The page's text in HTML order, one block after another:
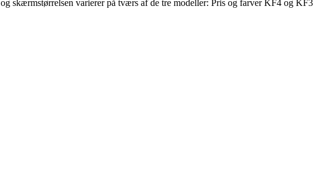
skærmstørrelsen varierer på tværs af de tre modeller: Pris og farver KF4 og KF3